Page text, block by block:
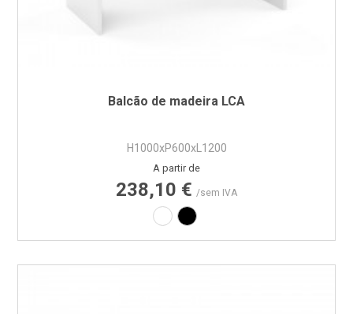
Balcão de madeira LCA
H1000xP600xL1200
Preço
A partir de
238,10 € /sem IVA
Laminado branco
Laminado preto